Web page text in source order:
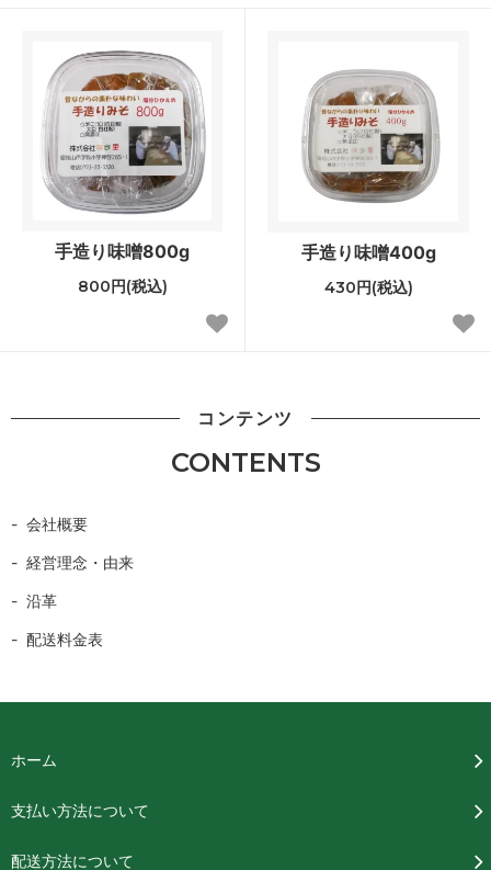
手造り味噌800g
800円(税込)
手造り味噌400g
430円(税込)
コンテンツ
CONTENTS
会社概要
経営理念・由来
沿革
配送料金表
ホーム
支払い方法について
配送方法について